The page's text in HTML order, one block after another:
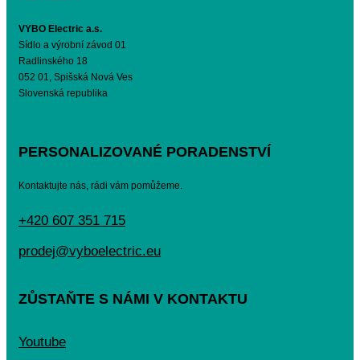
VYBO Electric a.s.
Sídlo a výrobní závod 01
Radlinského 18
052 01, Spišská Nová Ves
Slovenská republika
PERSONALIZOVANÉ PORADENSTVÍ
Kontaktujte nás, rádi vám pomůžeme.
+420 607 351 715
prodej@vyboelectric.eu
ZŮSTAŇTE S NÁMI V KONTAKTU
Youtube